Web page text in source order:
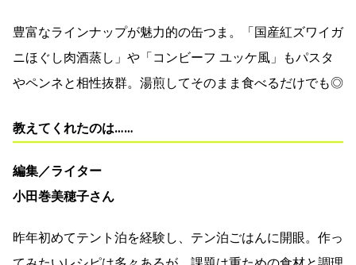
豊富なラインナップが魅力的の缶つま。「国産紅ズワイガ
ニほぐし肉酒蒸し」や「コンビーフ ユッケ風」もパスタ
やペンネと相性抜群。湯煎してそのまま食べるだけでも◎
教えてくれたのは……
編集／ライター
小田巻美穂子さん
昨年初めてテント泊を経験し、テン泊ごはんに開眼。作っ